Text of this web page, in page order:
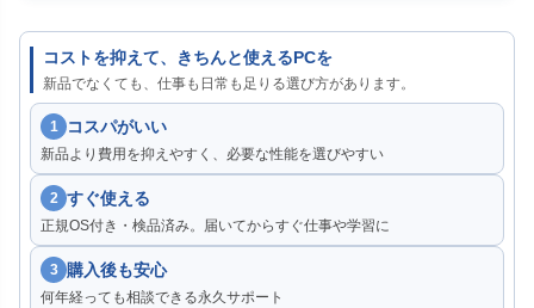
コストを抑えて、きちんと使えるPCを
新品でなくても、仕事も日常も足りる選び方があります。
1 コスパがいい
新品より費用を抑えやすく、必要な性能を選びやすい
2 すぐ使える
正規OS付き・検品済み。届いてからすぐ仕事や学習に
3 購入後も安心
何年経っても相談できる永久サポート